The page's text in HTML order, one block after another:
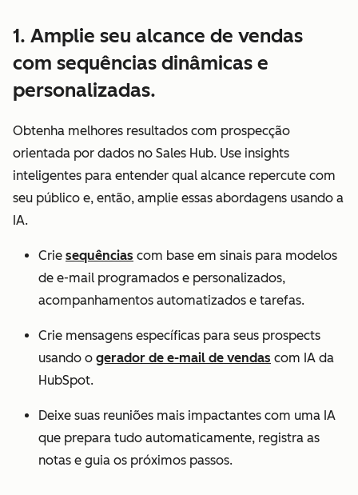
1. Amplie seu alcance de vendas
com sequências dinâmicas e
personalizadas.
Obtenha melhores resultados com prospecção
orientada por dados no Sales Hub. Use insights
inteligentes para entender qual alcance repercute com
seu público e, então, amplie essas abordagens usando a
IA.
Crie sequências com base em sinais para modelos
de e-mail programados e personalizados,
acompanhamentos automatizados e tarefas.
Crie mensagens específicas para seus prospects
usando o gerador de e-mail de vendas com IA da
HubSpot.
Deixe suas reuniões mais impactantes com uma IA
que prepara tudo automaticamente, registra as
notas e guia os próximos passos.